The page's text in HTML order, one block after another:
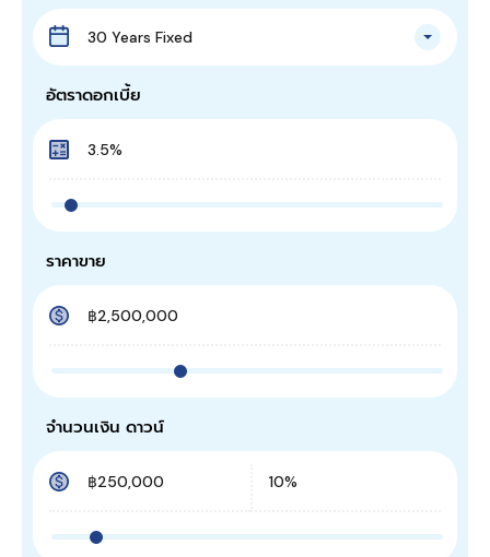
30 Years Fixed
อัตราดอกเบี้ย
ราคาขาย
จำนวนเงิน ดาวน์